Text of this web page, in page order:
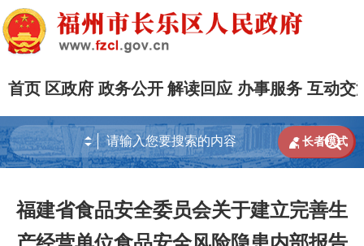
首页 区政府 政务公开 解读回应 办事服务 互动交

 长者模式
福建省食品安全委员会关于建立完善生